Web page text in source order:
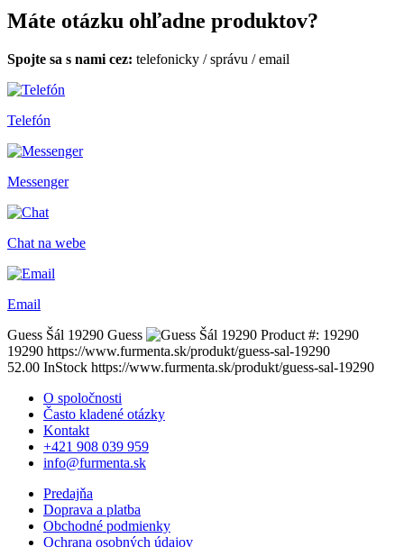
Máte otázku ohľadne produktov?
Spojte sa s nami cez: telefonicky /správu /email
Telefón
Messenger
Chat na webe
Email
Guess Šál 19290 Guess Product #: 19290
19290 https://www.furmenta.sk/produkt/guess-sal-19290
52.00 InStock https://www.furmenta.sk/produkt/guess-sal-19290
O spoločnosti
Často kladené otázky
Kontakt
+421 908 039 959
info@furmenta.sk
Predajňa
Doprava a platba
Obchodné podmienky
Ochrana osobných údajov